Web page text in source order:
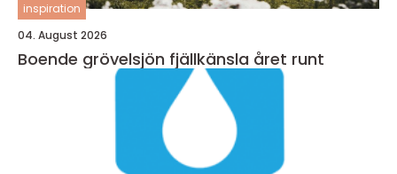
inspiration
04. August 2026
Boende grövelsjön fjällkänsla året runt